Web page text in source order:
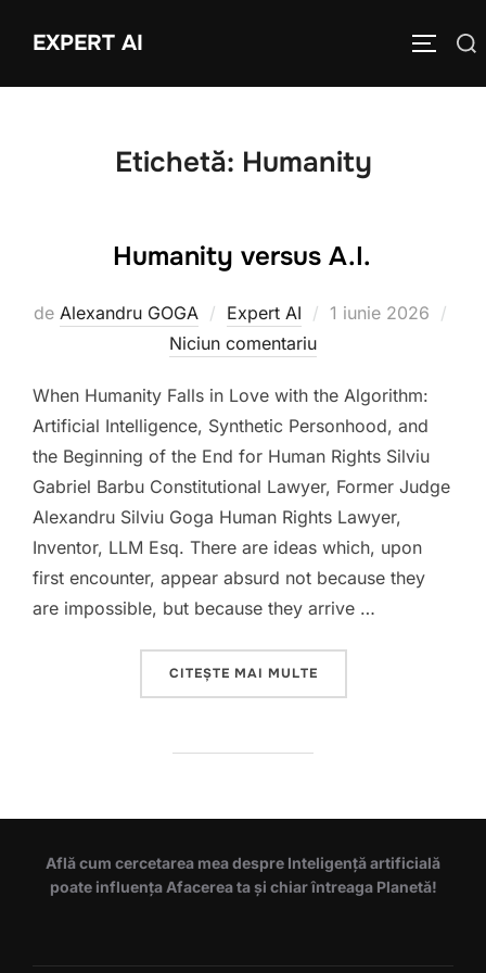
EXPERT AI
Caută
Etichetă: Humanity
Humanity versus A.I.
de Alexandru GOGA Expert AI
Publicat
1 iunie 2026
Niciun comentariu
When Humanity Falls in Love with the Algorithm:
Artificial Intelligence, Synthetic Personhood, and
the Beginning of the End for Human Rights Silviu
Gabriel Barbu Constitutional Lawyer, Former Judge
Alexandru Silviu Goga Human Rights Lawyer,
Inventor, LLM Esq. There are ideas which, upon
first encounter, appear absurd not because they
are impossible, but because they arrive …
CITEȘTE MAI MULTE„HUMANITY VERSUS
Află cum cercetarea mea despre Inteligență artificială
poate influența Afacerea ta și chiar întreaga Planetă!